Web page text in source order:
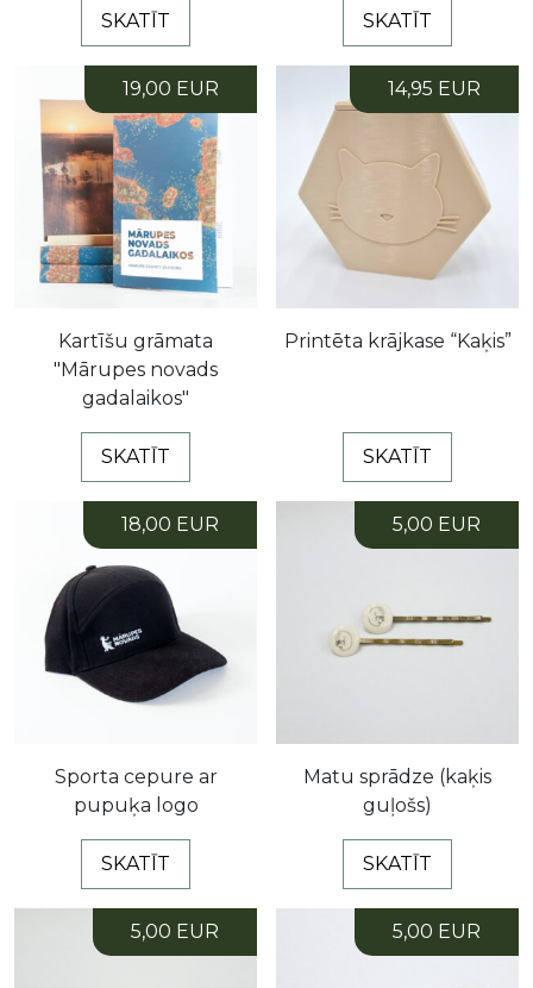
SKATĪT SKATĪT
19,00 EUR
Kartīšu grāmata
"Mārupes novads
gadalaikos"
SKATĪT
14,95 EUR
Printēta krājkase “Kaķis”
SKATĪT
18,00 EUR
Sporta cepure ar
pupuķa logo
SKATĪT
5,00 EUR
Matu sprādze (kaķis
guļošs)
SKATĪT
5,00 EUR 5,00 EUR